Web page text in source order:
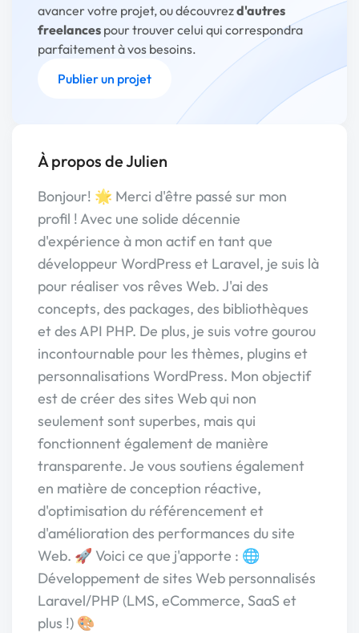
avancer votre projet, ou découvrezd'autres
freelances pour trouver celui qui correspondra
parfaitement à vos besoins.
Publier un projet
À propos de Julien
Bonjour! 🌟 Merci d'être passé sur mon
profil ! Avec une solide décennie
d'expérience à mon actif en tant que
développeur WordPress et Laravel, je suis là
pour réaliser vos rêves Web. J'ai des
concepts, des packages, des bibliothèques
et des API PHP. De plus, je suis votre gourou
incontournable pour les thèmes, plugins et
personnalisations WordPress. Mon objectif
est de créer des sites Web qui non
seulement sont superbes, mais qui
fonctionnent également de manière
transparente. Je vous soutiens également
en matière de conception réactive,
d'optimisation du référencement et
d'amélioration des performances du site
Web. 🚀 Voici ce que j'apporte : 🌐
Développement de sites Web personnalisés
Laravel/PHP (LMS, eCommerce, SaaS et
plus !) 🎨